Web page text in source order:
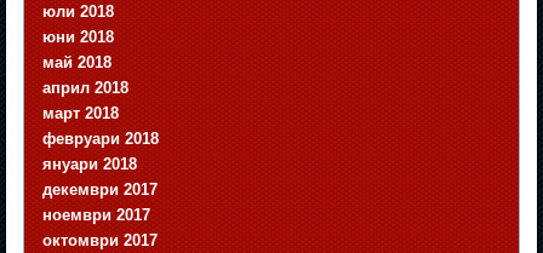
юли 2018
юни 2018
май 2018
април 2018
март 2018
февруари 2018
януари 2018
декември 2017
ноември 2017
октомври 2017